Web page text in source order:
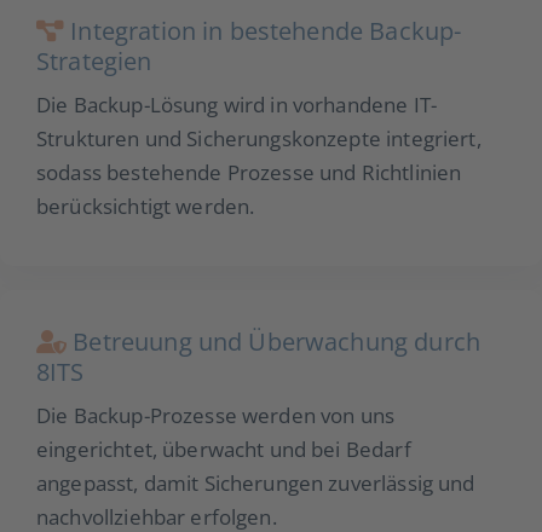
Integration in bestehende Backup-
Strategien
Die Backup-Lösung wird in vorhandene IT-
Strukturen und Sicherungskonzepte integriert,
sodass bestehende Prozesse und Richtlinien
berücksichtigt werden.
Betreuung und Überwachung durch
8ITS
Die Backup-Prozesse werden von uns
eingerichtet, überwacht und bei Bedarf
angepasst, damit Sicherungen zuverlässig und
nachvollziehbar erfolgen.